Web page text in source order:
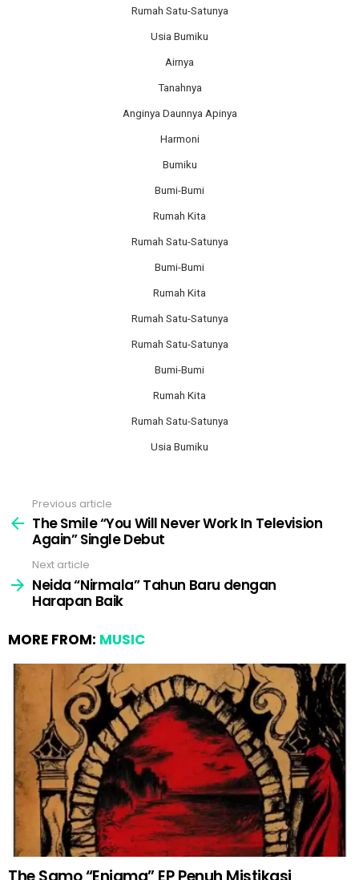
Rumah Satu-Satunya
Usia Bumiku
Airnya
Tanahnya
Anginya Daunnya Apinya
Harmoni
Bumiku
Bumi-Bumi
Rumah Kita
Rumah Satu-Satunya
Bumi-Bumi
Rumah Kita
Rumah Satu-Satunya
Rumah Satu-Satunya
Bumi-Bumi
Rumah Kita
Rumah Satu-Satunya
Usia Bumiku
more
Previous article
The Smile “You Will Never Work In Television
Again” Single Debut
Next article
Neida “Nirmala” Tahun Baru dengan
Harapan Baik
MORE FROM: MUSIC